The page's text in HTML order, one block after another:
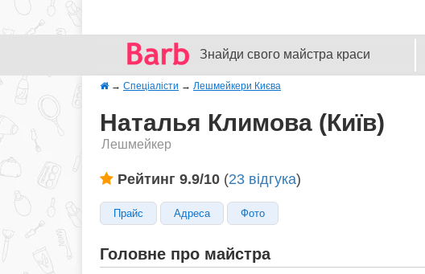
Знайди свого майстра краси
→ Спеціалісти → Лешмейкери Києва
Наталья Климова (Київ)
Лешмейкер
Рейтинг 9.9/10 (23 відгука)
Прайс Адреса Фото
Головне про майстра